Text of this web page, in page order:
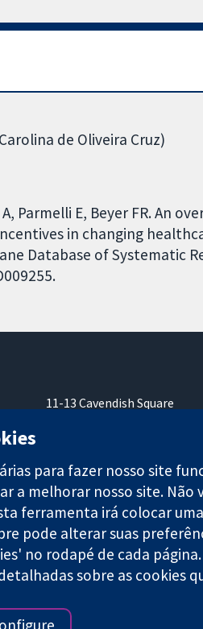
de Oliveira Cruz)
Parmelli E, Beyer FR. An
in changing
Database of Systematic
11-13 Cavendish Square
(caridade nº 1045921) e uma
para fazer nosso site
a melhorar nosso site.
ferramenta irá colocar
pode alterar suas
no rodapé de cada página.
sobre as cookies